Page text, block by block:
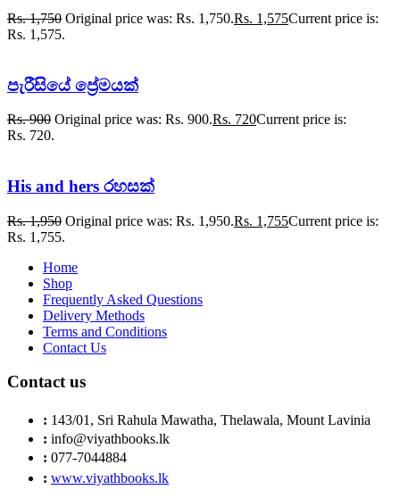
Rs.1,750 Original price was: Rs. 1,750.Rs. 1,575Current price is:
Rs. 1,575.
පැරීසියේ ප්‍රේමයක්
Rs.900 Original price was: Rs. 900.Rs. 720Current price is:
Rs. 720.
His and hers රහසක්
Rs.1,950 Original price was: Rs. 1,950.Rs. 1,755Current price is:
Rs. 1,755.
Home
Shop
Frequently Asked Questions
Delivery Methods
Terms and Conditions
Contact Us
Contact us
: 143/01, Sri Rahula Mawatha, Thelawala, Mount Lavinia
: info@viyathbooks.lk
: 077-7044884
: www.viyathbooks.lk